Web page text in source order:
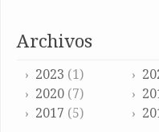
archivos
2023 (1)
2020 (7)
2017 (5)